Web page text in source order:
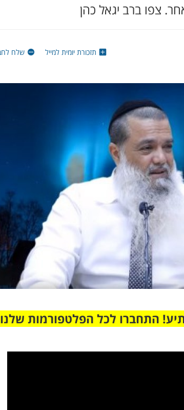
צפו ברב יגאל כהן
תזכורת יומית למייל שלח
התחברו לכל הפלטפורמות